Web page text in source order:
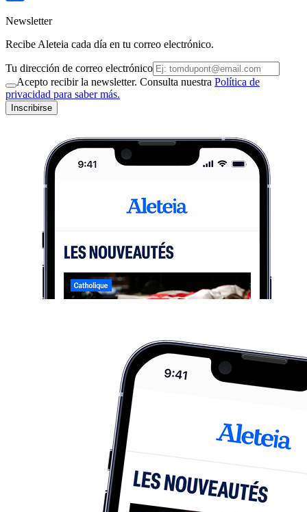
Newsletter
Recibe Aleteia cada día en tu correo electrónico.
Tu dirección de correo electrónico
Acepto recibir la newsletter. Consulta nuestra Política de
privacidad para saber más.
Inscribirse